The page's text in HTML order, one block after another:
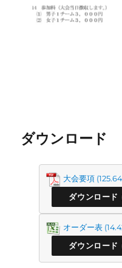
ダウンロード
大会要項
ダウンロード
オーダー表
ダウンロード